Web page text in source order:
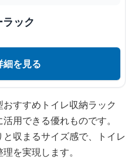
ック
細を見る
すすめトイレ収納ラック
用できる優れものです。
収まるサイズ感で、トイレ
を実現します。